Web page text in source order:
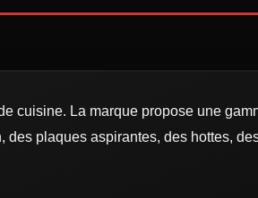
cuisine. La marque propose une
plaques aspirantes, des hottes,